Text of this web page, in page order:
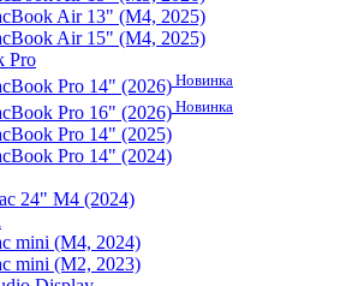
Air 13" (M4, 2025)
Air 15" (M4, 2025)
Pro
Pro 14" (2026) Новинка
Pro 16" (2026) Новинка
Pro 14" (2025)
Pro 14" (2024)
24" M4 (2024)
mini (M4, 2024)
mini (M2, 2023)